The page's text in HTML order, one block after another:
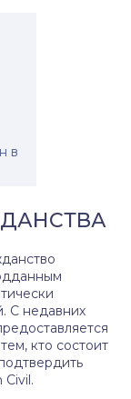
в
С недавних
кто состоит